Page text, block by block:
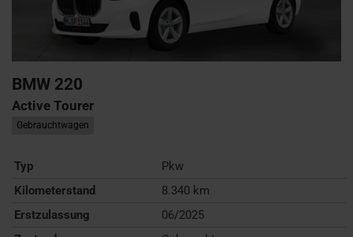
BMW 220
Active Tourer
Gebrauchtwagen
Typ
Pkw
Kilometerstand
8.340 km
Erstzulassung
06/2025